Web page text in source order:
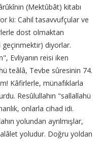
(Mektûbât) kitabı
ki: Cahil tasavvufçular ve
dost olmaktan
diyorlar.
Evliyanın reisi iken
teâlâ, Tevbe sûresinin 74.
Kâfirlerle, münafıklarla
Resûlullahın "sallallahü
onlarla cihad idi.
yolundan ayrılmışlar,
yoludur. Doğru yoldan